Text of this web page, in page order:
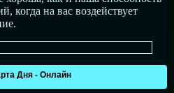
когда на вас воздействует
Дня - Онлайн